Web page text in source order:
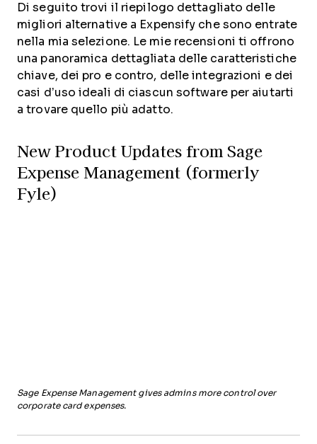
Di seguito trovi il riepilogo dettagliato delle
migliori alternative a Expensify che sono entrate
nella mia selezione. Le mie recensioni ti offrono
una panoramica dettagliata delle caratteristiche
chiave, dei pro e contro, delle integrazioni e dei
casi d’uso ideali di ciascun software per aiutarti
a trovare quello più adatto.
New Product Updates from Sage
Expense Management (formerly
Fyle)
Sage Expense Management gives admins more control over
corporate card expenses.